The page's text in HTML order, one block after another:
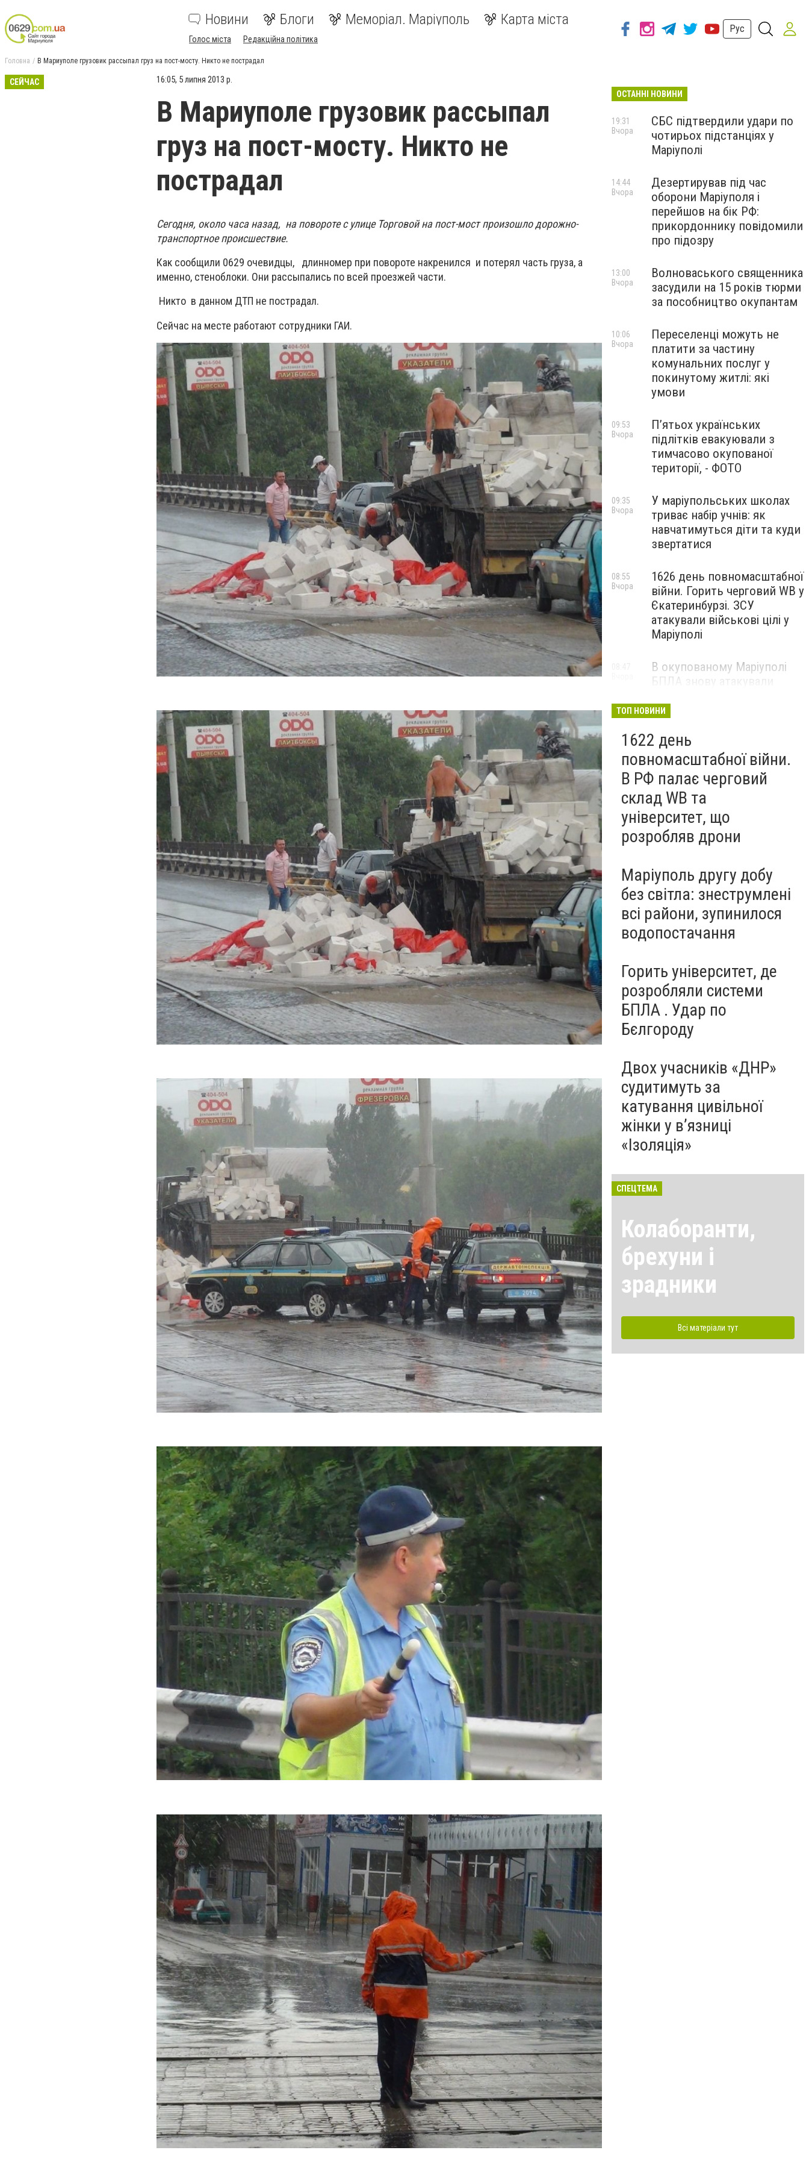
Новини Блоги Меморіал. Маріуполь Карта міста
Голос міста Редакційна політика
Рус
Головна В Мариуполе грузовик рассыпал груз на пост-мосту. Никто не пострадал
СЕЙЧАС 16:05, 5 липня 2013 р.
В Мариуполе грузовик рассыпал
груз на пост-мосту. Никто не
пострадал
Сегодня, около часа назад, на повороте с улице Торговой на пост-мост произошло дорожно-
транспортное происшествие.
Как сообщили 0629 очевидцы, длинномер при повороте накренился и потерял часть груза, а
именно, стеноблоки. Они рассыпались по всей проезжей части.
Никто в данном ДТП не пострадал.
Сейчас на месте работают сотрудники ГАИ.
ОСТАННІ НОВИНИ
СБС підтвердили удари по
чотирьох підстанціях у
Маріуполі
19:31
Вчора
Дезертирував під час
оборони Маріуполя і
перейшов на бік РФ:
прикордоннику повідомили
про підозру
14:44
Вчора
Волноваського священника
засудили на 15 років тюрми
за пособництво окупантам
13:00
Вчора
Переселенці можуть не
платити за частину
комунальних послуг у
покинутому житлі: які
умови
10:06
Вчора
П’ятьох українських
підлітків евакуювали з
тимчасово окупованої
території, - ФОТО
09:53
Вчора
У маріупольських школах
триває набір учнів: як
навчатимуться діти та куди
звертатися
09:35
Вчора
1626 день повномасштабної
війни. Горить черговий WB у
Єкатеринбурзі. ЗСУ
атакували військові цілі у
Маріуполі
08:55
Вчора
В окупованому Маріуполі
БПЛА знову атакували
— ВІДЕО
ТОП НОВИНИ
1622 день
повномасштабної війни.
В РФ палає черговий
склад WB та
університет, що
розробляв дрони
Маріуполь другу добу
без світла: знеструмлені
всі райони, зупинилося
водопостачання
Горить університет, де
розробляли системи
БПЛА . Удар по
Бєлгороду
Двох учасників «ДНР»
судитимуть за
катування цивільної
жінки у в’язниці
«Ізоляція»
СПЕЦТЕМА
Колаборанти,
брехуни і
зрадники
Всі матеріали тут